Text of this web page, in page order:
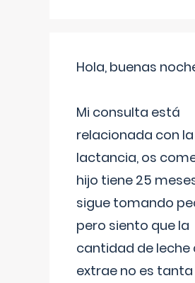
Hola, buenas
Mi consulta está
relacionada con la
lactancia, os
hijo tiene 25
sigue tomando
pero siento que la
cantidad de leche
extrae no es